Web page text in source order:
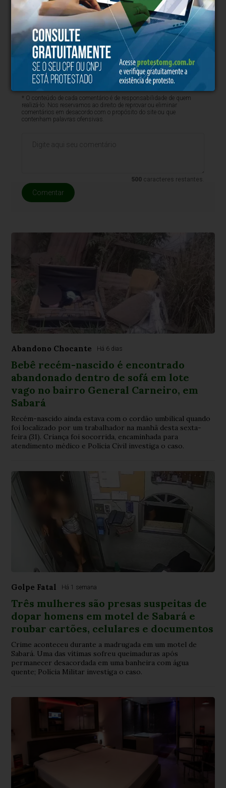
Clique aqui e faça parte do nosso grupo no
WhatsApp
* O conteúdo de cada comentário é de responsabilidade de quem
realizá-lo. Nos reservamos ao direito de reprovar ou eliminar
comentários em desacordo com o propósito do site ou que
contenham palavras ofensivas.
500 caracteres restantes.
Comentar
Abandono Chocante Há 6 dias
Bebê recém-nascido é encontrado
abandonado dentro de sofá em lote
vago no bairro General Carneiro, em
Sabará
Recém-nascido ainda estava com o cordão umbilical quando
foi localizado por um trabalhador na manhã desta sexta-
feira (31). Criança foi socorrida, encaminhada para
atendimento médico e Polícia Civil investiga o caso.
Golpe Fatal Há 1 semana
Três mulheres são presas suspeitas de
dopar homens em motel de Sabará e
roubar cartões, celulares e documentos
Crime aconteceu durante a madrugada em um motel de
Sabará. Uma das vítimas sofreu queimaduras após
permanecer desacordada em uma banheira com água
quente; Polícia Militar investiga o caso.